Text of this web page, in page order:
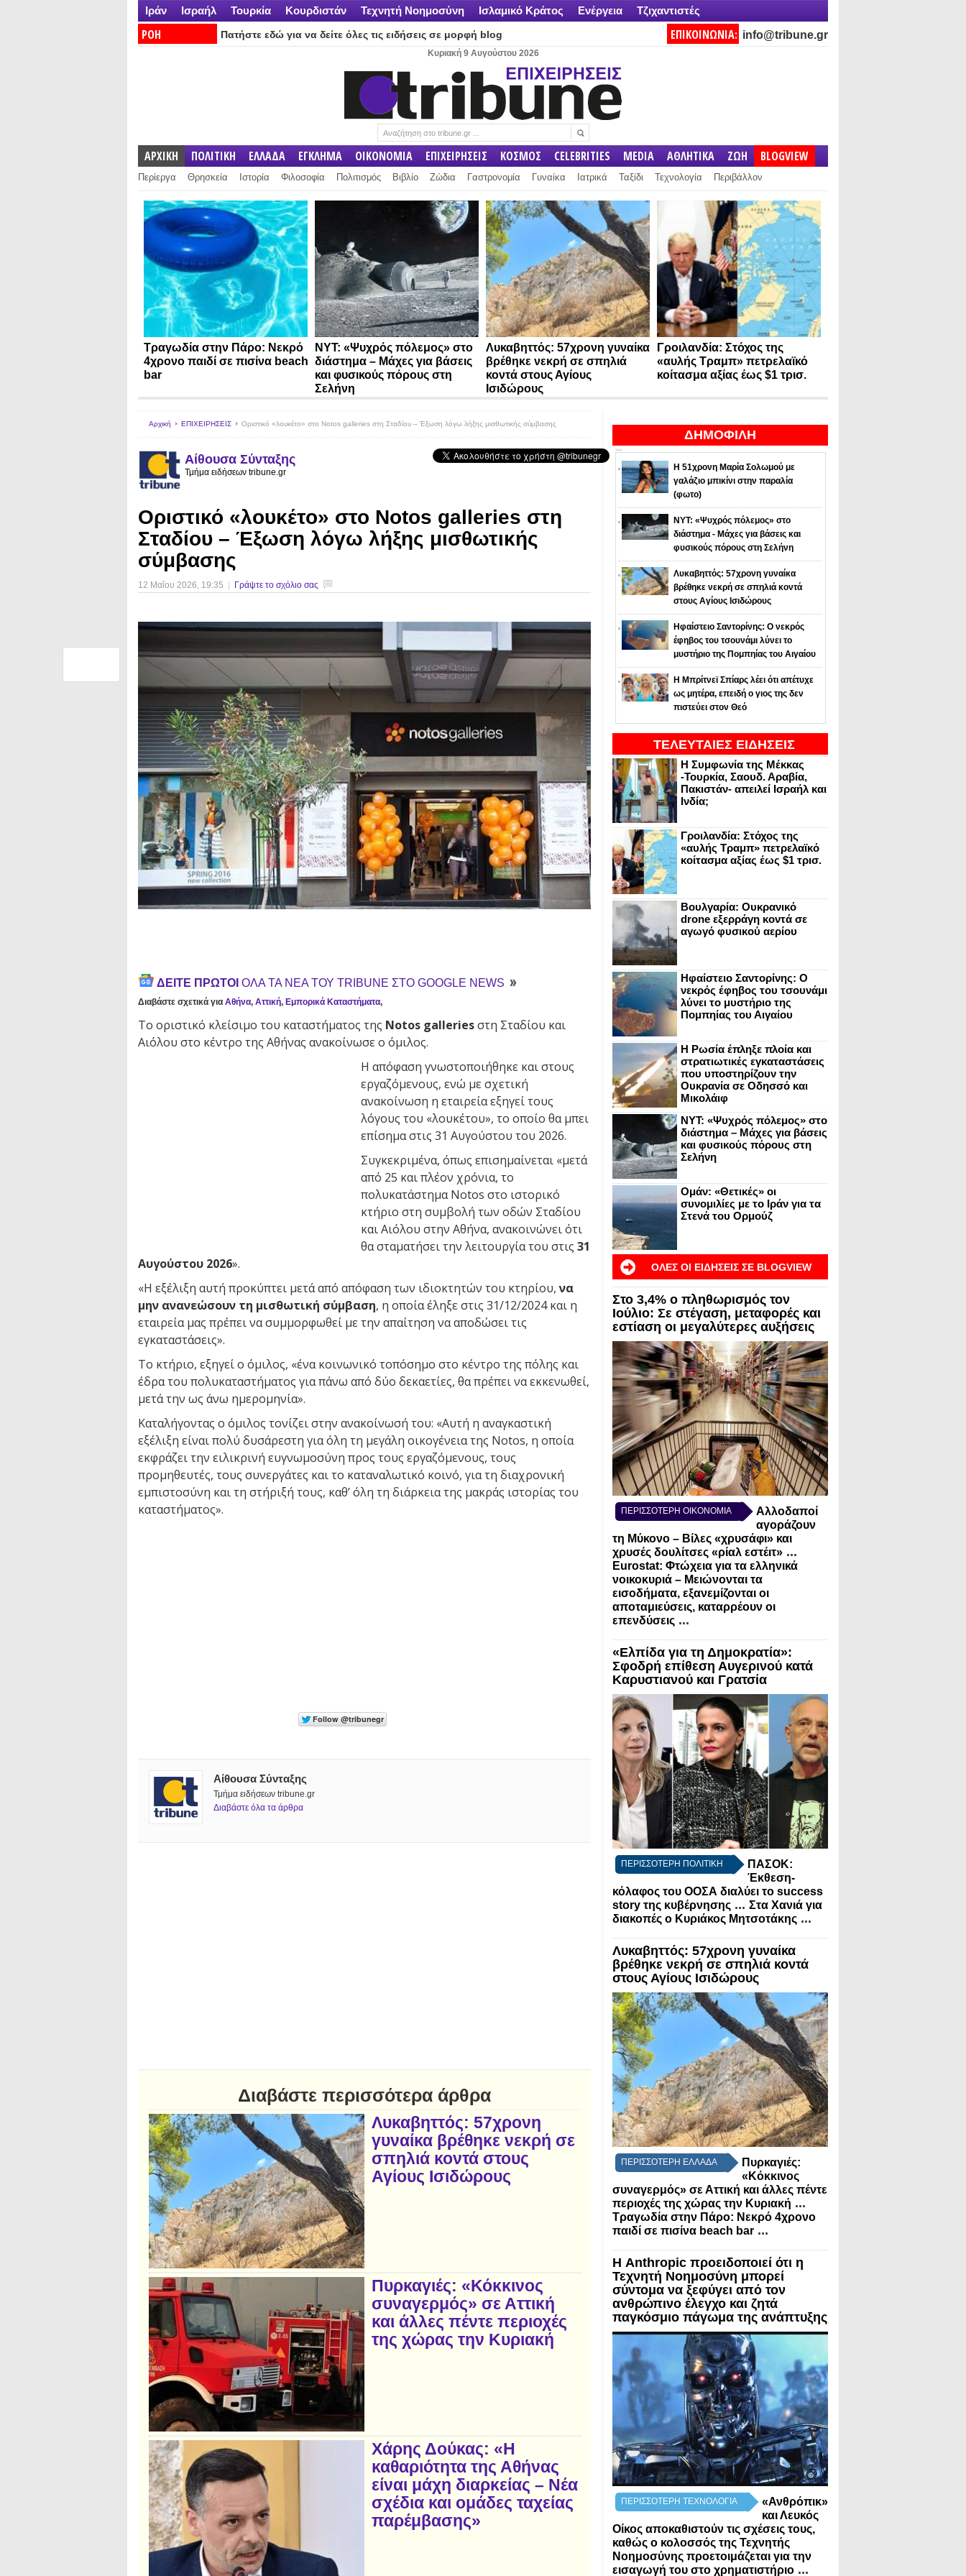
Ιράν Ισραήλ Τουρκία Κουρδιστάν Τεχνητή Νοημοσύνη Ισλαμικό Κράτος Ενέργεια Τζιχαντιστές
ΡΟΗ
Πατήστε εδώ για να δείτε όλες τις ειδήσεις σε μορφή blog ΕΠΙΚΟΙΝΩΝΙΑ: info@tribune.gr
Κυριακή 9 Αυγούστου 2026
ΑΡΧΙΚΗ ΠΟΛΙΤΙΚΗ ΕΛΛΑΔΑ ΕΓΚΛΗΜΑ ΟΙΚΟΝΟΜΙΑ ΕΠΙΧΕΙΡΗΣΕΙΣ ΚΟΣΜΟΣ CELEBRITIES MEDIA ΑΘΛΗΤΙΚΑ ΖΩΗ BLOGVIEW
Περίεργα Θρησκεία Ιστορία Φιλοσοφία Πολιτισμός Βιβλίο Ζώδια Γαστρονομία Γυναίκα Ιατρικά Ταξίδι Τεχνολογία Περιβάλλον
Τραγωδία στην Πάρο: Νεκρό
4χρονο παιδί σε πισίνα beach
bar
NYT: «Ψυχρός πόλεμος» στο
διάστημα – Μάχες για βάσεις
και φυσικούς πόρους στη
Σελήνη
Λυκαβηττός: 57χρονη γυναίκα
βρέθηκε νεκρή σε σπηλιά
κοντά στους Αγίους
Ισιδώρους
Γροιλανδία: Στόχος της
«αυλής Τραμπ» πετρελαϊκό
κοίτασμα αξίας έως $1 τρισ.
ΔΗΜΟΦΙΛΗ
Η 51χρονη Μαρία Σολωμού με
γαλάζιο μπικίνι στην παραλία
(φωτο)
NYT: «Ψυχρός πόλεμος» στο
διάστημα - Μάχες για βάσεις και
φυσικούς πόρους στη Σελήνη
Λυκαβηττός: 57χρονη γυναίκα
βρέθηκε νεκρή σε σπηλιά κοντά
στους Αγίους Ισιδώρους
Ηφαίστειο Σαντορίνης: Ο νεκρός
έφηβος του τσουνάμι λύνει το
μυστήριο της Πομπηίας του Αιγαίου
Η Μπρίτνεϊ Σπίαρς λέει ότι απέτυχε
ως μητέρα, επειδή ο γιος της δεν
πιστεύει στον Θεό
ΤΕΛΕΥΤΑΙΕΣ ΕΙΔΗΣΕΙΣ
Η Συμφωνία της Μέκκας
-Τουρκία, Σαουδ. Αραβία,
Πακιστάν- απειλεί Ισραήλ και
Ινδία;
Γροιλανδία: Στόχος της
«αυλής Τραμπ» πετρελαϊκό
κοίτασμα αξίας έως $1 τρισ.
Βουλγαρία: Ουκρανικό
drone εξερράγη κοντά σε
αγωγό φυσικού αερίου
Ηφαίστειο Σαντορίνης: Ο
νεκρός έφηβος του τσουνάμι
λύνει το μυστήριο της
Πομπηίας του Αιγαίου
Η Ρωσία έπληξε πλοία και
στρατιωτικές εγκαταστάσεις
που υποστηρίζουν την
Ουκρανία σε Οδησσό και
Μικολάιφ
NYT: «Ψυχρός πόλεμος» στο
διάστημα – Μάχες για βάσεις
και φυσικούς πόρους στη
Σελήνη
Ομάν: «Θετικές» οι
συνομιλίες με το Ιράν για τα
Στενά του Ορμούζ
ΟΛΕΣ ΟΙ ΕΙΔΗΣΕΙΣ ΣΕ BLOGVIEW
Στο 3,4% ο πληθωρισμός τον
Ιούλιο: Σε στέγαση, μεταφορές και
εστίαση οι μεγαλύτερες αυξήσεις
ΠΕΡΙΣΣΟΤΕΡΗ ΟΙΚΟΝΟΜΙΑ
Αλλοδαποί
αγοράζουν
τη Μύκονο – Βίλες «χρυσάφι» και
χρυσές δουλίτσες «ρίαλ εστέιτ» ...
Eurostat: Φτώχεια για τα ελληνικά
νοικοκυριά – Μειώνονται τα
εισοδήματα, εξανεμίζονται οι
αποταμιεύσεις, καταρρέουν οι
επενδύσεις ...
«Ελπίδα για τη Δημοκρατία»:
Σφοδρή επίθεση Αυγερινού κατά
Καρυστιανού και Γρατσία
ΠΕΡΙΣΣΟΤΕΡΗ ΠΟΛΙΤΙΚΗ
ΠΑΣΟΚ:
Έκθεση-
κόλαφος του ΟΟΣΑ διαλύει το success
story της κυβέρνησης ... Στα Χανιά για
διακοπές ο Κυριάκος Μητσοτάκης ...
Λυκαβηττός: 57χρονη γυναίκα
βρέθηκε νεκρή σε σπηλιά κοντά
στους Αγίους Ισιδώρους
ΠΕΡΙΣΣΟΤΕΡΗ ΕΛΛΑΔΑ
Πυρκαγιές:
«Κόκκινος
συναγερμός» σε Αττική και άλλες πέντε
περιοχές της χώρας την Κυριακή ...
Τραγωδία στην Πάρο: Νεκρό 4χρονο
παιδί σε πισίνα beach bar ...
Η Anthropic προειδοποιεί ότι η
Τεχνητή Νοημοσύνη μπορεί
σύντομα να ξεφύγει από τον
ανθρώπινο έλεγχο και ζητά
παγκόσμιο πάγωμα της ανάπτυξης
ΠΕΡΙΣΣΟΤΕΡΗ ΤΕΧΝΟΛΟΓΙΑ
«Ανθρόπικ»
και Λευκός
Οίκος αποκαθιστούν τις σχέσεις τους,
καθώς ο κολοσσός της Τεχνητής
Νοημοσύνης προετοιμάζεται για την
εισαγωγή του στο χρηματιστήριο ...
Αρχική ΕΠΙΧΕΙΡΗΣΕΙΣ Οριστικό «λουκέτο» στο Notos galleries στη Σταδίου – Έξωση λόγω λήξης μισθωτικής σύμβασης
Αίθουσα Σύνταξης
Τμήμα ειδήσεων tribune.gr
Οριστικό «λουκέτο» στο Notos galleries στη
Σταδίου – Έξωση λόγω λήξης μισθωτικής
σύμβασης
12 Μαΐου 2026, 19:35 Γράψτε το σχόλιο σας
ΔΕΙΤΕ ΠΡΩΤΟΙ ΟΛΑ ΤΑ ΝΕΑ ΤΟΥ TRIBUNE ΣΤΟ GOOGLE NEWS
Διαβάστε σχετικά για Αθήνα, Αττική, Εμπορικά Καταστήματα,
Το οριστικό κλείσιμο του καταστήματος της Notos galleriesστη Σταδίου και
Αιόλου στο κέντρο της Αθήνας ανακοίνωσε ο όμιλος.
Η απόφαση γνωστοποιήθηκε και στους
εργαζόμενους, ενώ με σχετική
ανακοίνωση η εταιρεία εξηγεί τους
λόγους του «λουκέτου», το οποίο θα μπει
επίσημα στις 31 Αυγούστου του 2026.
Συγκεκριμένα, όπως επισημαίνεται «μετά
από 25 και πλέον χρόνια, το
πολυκατάστημα Notos στο ιστορικό
κτήριο στη συμβολή των οδών Σταδίου
και Αιόλου στην Αθήνα, ανακοινώνει ότι
θα σταματήσει την λειτουργία του στις 31
Αυγούστου 2026».
«Η εξέλιξη αυτή προκύπτει μετά από απόφαση των ιδιοκτητών του κτηρίου,να
μην ανανεώσουν τη μισθωτική σύμβαση, η οποία έληξε στις 31/12/2024 και η
εταιρεία μας πρέπει να συμμορφωθεί με την απαίτηση να αποδώσει τις
εγκαταστάσεις».
Το κτήριο, εξηγεί ο όμιλος, «ένα κοινωνικό τοπόσημο στο κέντρο της πόλης και
έδρα του πολυκαταστήματος για πάνω από δύο δεκαετίες, θα πρέπει να εκκενωθεί,
μετά την ως άνω ημερομηνία».
Καταλήγοντας ο όμιλος τονίζει στην ανακοίνωσή του: «Αυτή η αναγκαστική
εξέλιξη είναι πολύ δυσάρεστη για όλη τη μεγάλη οικογένεια της Notos, η οποία
εκφράζει την ειλικρινή ευγνωμοσύνη προς τους εργαζόμενους, τους
προμηθευτές, τους συνεργάτες και το καταναλωτικό κοινό, για τη διαχρονική
εμπιστοσύνη και τη στήριξή τους, καθ’ όλη τη διάρκεια της μακράς ιστορίας του
καταστήματος».
Αίθουσα Σύνταξης
Τμήμα ειδήσεων tribune.gr
Διαβάστε όλα τα άρθρα
Διαβάστε περισσότερα άρθρα
Λυκαβηττός: 57χρονη
γυναίκα βρέθηκε νεκρή σε
σπηλιά κοντά στους
Αγίους Ισιδώρους
Πυρκαγιές: «Κόκκινος
συναγερμός» σε Αττική
και άλλες πέντε περιοχές
της χώρας την Κυριακή
Χάρης Δούκας: «Η
καθαριότητα της Αθήνας
είναι μάχη διαρκείας – Νέα
σχέδια και ομάδες ταχείας
παρέμβασης»